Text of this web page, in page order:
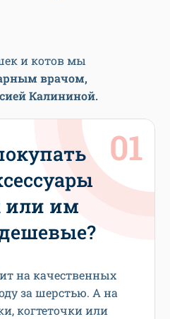
и котов мы
врачом,
Калининой.
или им
на качественных
за шерстью. А на
когтеточки или